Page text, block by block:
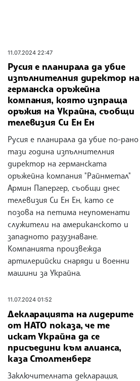
11.07.2024 22:47
Русия е планирала да убие
изпълнителния директор на
германска оръжейна
компания, която изпраща
оръжия на Украйна, съобщи
телевизия Си Ен Ен
Русия е планирала да убие по-рано
тази година изпълнителния
директор на германската
оръжейна компания "Райнметал"
Армин Папергер, съобщи днес
телевизия Си Ен Ен, като се
позова на петима неупоменати
служители на американското и
западното разузнаване.
Компанията произвежда
артилерийски снаряди и военни
машини за Украйна.
11.07.2024 01:52
Декларацията на лидерите
от НАТО показа, че те
искат Украйна да се
присъедини към алианса,
каза Столтенберг
Заключителната декларация,